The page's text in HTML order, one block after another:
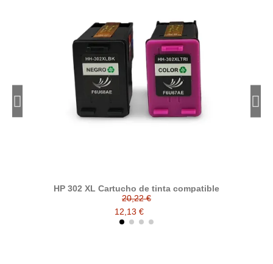
HP 302 XL Cartucho de tinta compatible
20,22 €
12,13 €